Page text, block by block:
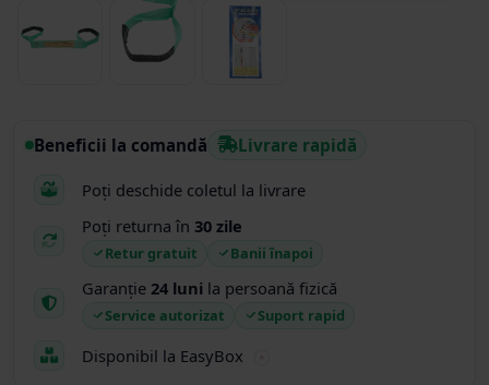
Beneficii la comandă Livrare rapidă
Poți deschide coletul la livrare
Poți returna în 30 zile
Retur gratuit Banii înapoi
Garanție 24 luni la persoană fizică
Service autorizat Suport rapid
Disponibil la EasyBox